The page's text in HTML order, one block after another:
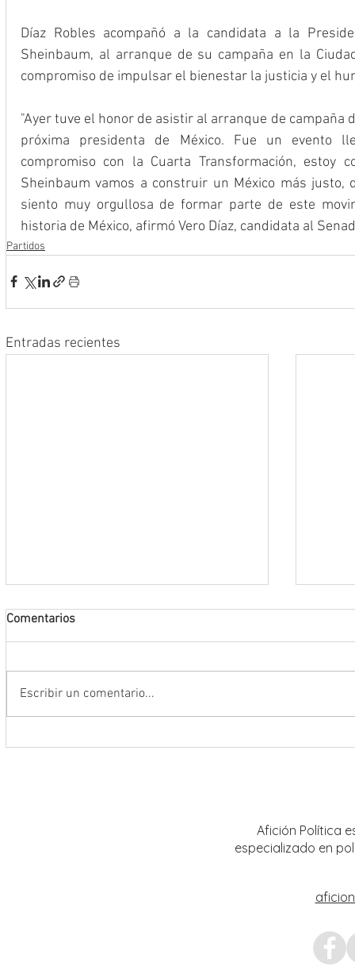
Díaz Robles acompañó a la candidata a la
Sheinbaum, al arranque de su campaña en la
compromiso de impulsar el bienestar la justicia y el
"Ayer tuve el honor de asistir al arranque de campaña
próxima presidenta de México. Fue un evento
compromiso con la Cuarta Transformación, estoy
Sheinbaum vamos a construir un México más justo,
siento muy orgullosa de formar parte de este
historia de México, afirmó Vero Díaz, candidata al
Partidos
Entradas recientes
Comentarios
Escribir un comentario...
Afición Política
especializado en